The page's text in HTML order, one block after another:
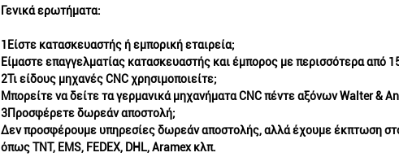
Γενικά ερωτήματα:
1Είστε κατασκευαστής ή εμπορική εταιρεία;
Είμαστε επαγγελματίας κατασκευαστής και έμπορος με περισσότερα από
2Τι είδους μηχανές CNC χρησιμοποιείτε;
Μπορείτε να δείτε τα γερμανικά μηχανήματα CNC πέντε αξόνων Walter &
3Προσφέρετε δωρεάν αποστολή;
Δεν προσφέρουμε υπηρεσίες δωρεάν αποστολής, αλλά έχουμε έκπτωση
όπως TNT, EMS, FEDEX, DHL, Aramex κλπ.